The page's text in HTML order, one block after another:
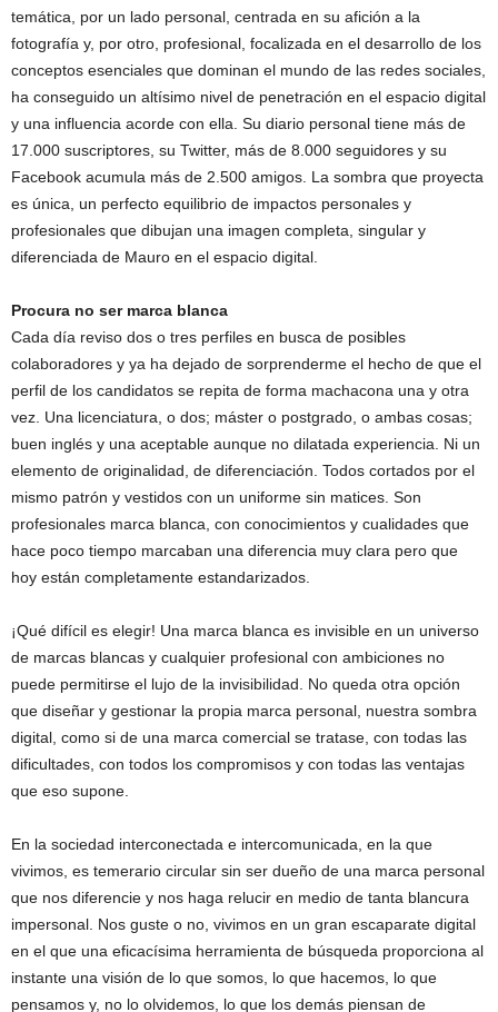
temática, por un lado personal, centrada en su afición a la
fotografía y, por otro, profesional, focalizada en el desarrollo de los
conceptos esenciales que dominan el mundo de las redes sociales,
ha conseguido un altísimo nivel de penetración en el espacio digital
y una influencia acorde con ella. Su diario personal tiene más de
17.000 suscriptores, su Twitter, más de 8.000 seguidores y su
Facebook acumula más de 2.500 amigos. La sombra que proyecta
es única, un perfecto equilibrio de impactos personales y
profesionales que dibujan una imagen completa, singular y
diferenciada de Mauro en el espacio digital.
Procura no ser marca blanca
Cada día reviso dos o tres perfiles en busca de posibles
colaboradores y ya ha dejado de sorprenderme el hecho de que el
perfil de los candidatos se repita de forma machacona una y otra
vez. Una licenciatura, o dos; máster o postgrado, o ambas cosas;
buen inglés y una aceptable aunque no dilatada experiencia. Ni un
elemento de originalidad, de diferenciación. Todos cortados por el
mismo patrón y vestidos con un uniforme sin matices. Son
profesionales marca blanca, con conocimientos y cualidades que
hace poco tiempo marcaban una diferencia muy clara pero que
hoy están completamente estandarizados.
¡Qué difícil es elegir! Una marca blanca es invisible en un universo
de marcas blancas y cualquier profesional con ambiciones no
puede permitirse el lujo de la invisibilidad. No queda otra opción
que diseñar y gestionar la propia marca personal, nuestra sombra
digital, como si de una marca comercial se tratase, con todas las
dificultades, con todos los compromisos y con todas las ventajas
que eso supone.
En la sociedad interconectada e intercomunicada, en la que
vivimos, es temerario circular sin ser dueño de una marca personal
que nos diferencie y nos haga relucir en medio de tanta blancura
impersonal. Nos guste o no, vivimos en un gran escaparate digital
en el que una eficacísima herramienta de búsqueda proporciona al
instante una visión de lo que somos, lo que hacemos, lo que
pensamos y, no lo olvidemos, lo que los demás piensan de